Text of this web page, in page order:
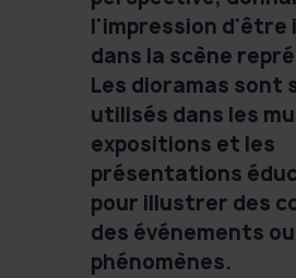
l'impression d'être
dans la scène
Les dioramas sont
utilisés dans les
expositions et les
présentations
pour illustrer des
des événements
phénomènes.